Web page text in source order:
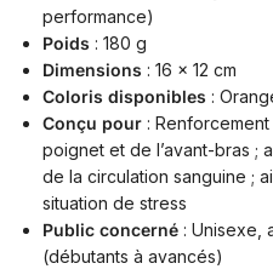
performance)
Poids : 180 g
Dimensions : 16 x 12 cm
Coloris disponibles :
Conçu pour :
poignet et de l’avant-bras ;
de la circulation sanguine ;
situation de stress
Public concerné : Unisexe,
(débutants à avancés)